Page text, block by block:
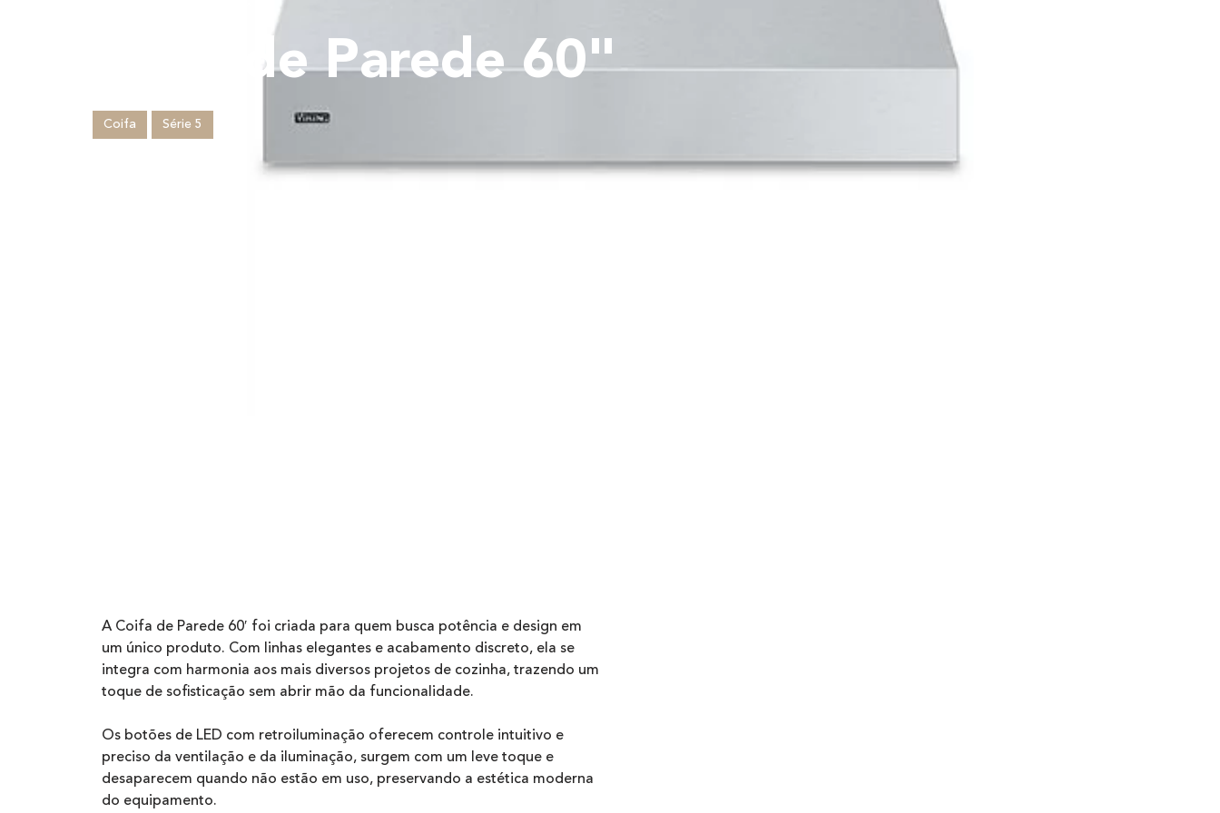
Coifa de Parede 60"
Coifa Série 5
A Coifa de Parede 60′ foi criada para quem busca potência e design em
um único produto. Com linhas elegantes e acabamento discreto, ela se
integra com harmonia aos mais diversos projetos de cozinha, trazendo um
toque de sofisticação sem abrir mão da funcionalidade.
Os botões de LED com retroiluminação oferecem controle intuitivo e
preciso da ventilação e da iluminação, surgem com um leve toque e
desaparecem quando não estão em uso, preservando a estética moderna
do equipamento.